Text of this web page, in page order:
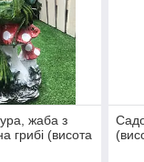
жаба з
грибі (висота